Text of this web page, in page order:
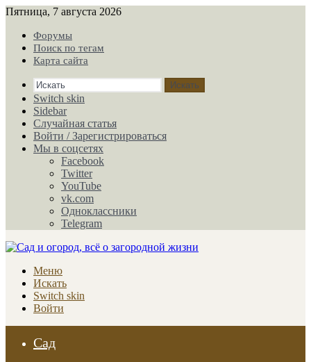
Пятница, 7 августа 2026
Форумы
Поиск по тегам
Карта сайта
Искать
Switch skin
Sidebar
Случайная статья
Войти / Зарегистрироваться
Мы в соцсетях
Facebook
Twitter
YouTube
vk.com
Одноклассники
Telegram
Меню
Искать
Switch skin
Войти
Сад